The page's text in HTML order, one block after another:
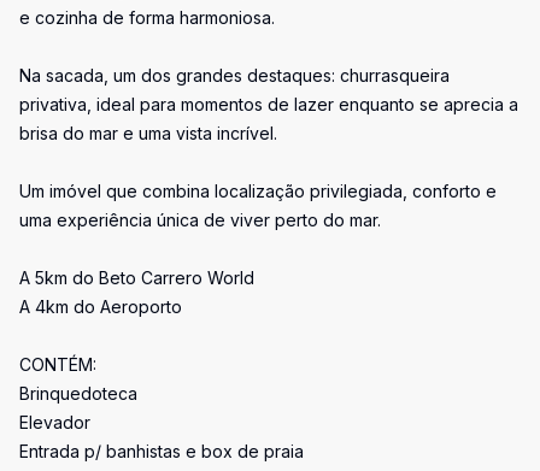
e cozinha de forma harmoniosa.
Na sacada, um dos grandes destaques: churrasqueira
privativa, ideal para momentos de lazer enquanto se aprecia a
brisa do mar e uma vista incrível.
Um imóvel que combina localização privilegiada, conforto e
uma experiência única de viver perto do mar.
A 5km do Beto Carrero World
A 4km do Aeroporto
CONTÉM:
Brinquedoteca
Elevador
Entrada p/ banhistas e box de praia